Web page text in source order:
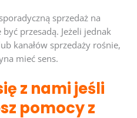
sprzedaż na
przesadą. Jeżeli jednak
kanałów sprzedaży rośnie,
mieć sens.
z nami jeśli
pomocy z